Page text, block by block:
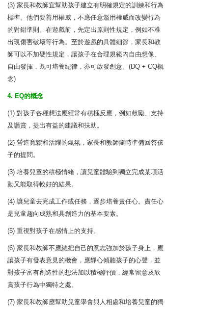
(3) 家長和教師宜幫助孩子建立有明確規定的訓練和行為
標準。他們要善用權威，不應任意濫用權威而改變行為
的對錯準則。在遊戲前，先定出原則性規定，例如不准
出現傷害破壞等行為。至於遊戲的具體細節，家長和教
師可以不加硬性規定，讓孩子在合理規範內自由想像、
自由發揮，既可培養紀律，亦可啟發創意。(DQ + CQ概
念)
4. EQ的概念
(1) 對孩子各種想法應經常有積極反應，例如鼓勵、支持
及讚賞，提出有益的建議和扶助。
(2) 營造寬鬆和活躍的氣氛，家長和教師隨時準備回答孩
子的提問。
(3) 培養兒童的積極情緒，讓兒童體驗到獨立完成某項活
動又能取得較好的結果。
(4) 讓兒童去完成工作或任務，逐步培養責任心。責任心
是兒童趨向成熟和具創造力的基本要素。
(5) 重視對孩子在感情上的支持。
(6) 家長和教師不應總把自己的意志強加於孩子身上，應
讓孩子有發表意見的機會，應靜心傾聽孩子的心聲，並
對孩子富有創造性的想法加以積極評價，經常留意及欣
賞孩子行為中獨特之處。
(7) 家長和教師應幫助兒童學會與人相處和培養兒童的獨